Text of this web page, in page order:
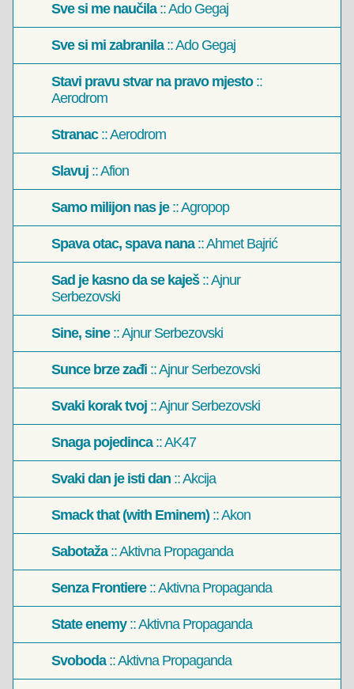
Sve si me naučila:: Ado Gegaj
Sve si mi zabranila:: Ado Gegaj
Stavi pravu stvar na pravo mjesto::
Aerodrom
Stranac:: Aerodrom
Slavuj :: Afion
Samo milijon nas je:: Agropop
Spava otac, spava nana:: Ahmet Bajrić
Sad je kasno da se kaješ:: Ajnur
Serbezovski
Sine, sine:: Ajnur Serbezovski
Sunce brze zađi :: Ajnur Serbezovski
Svaki korak tvoj :: Ajnur Serbezovski
Snaga pojedinca:: AK47
Svaki dan je isti dan :: Akcija
Smack that (with Eminem) :: Akon
Sabotaža:: Aktivna Propaganda
Senza Frontiere:: Aktivna Propaganda
State enemy:: Aktivna Propaganda
Svoboda:: Aktivna Propaganda